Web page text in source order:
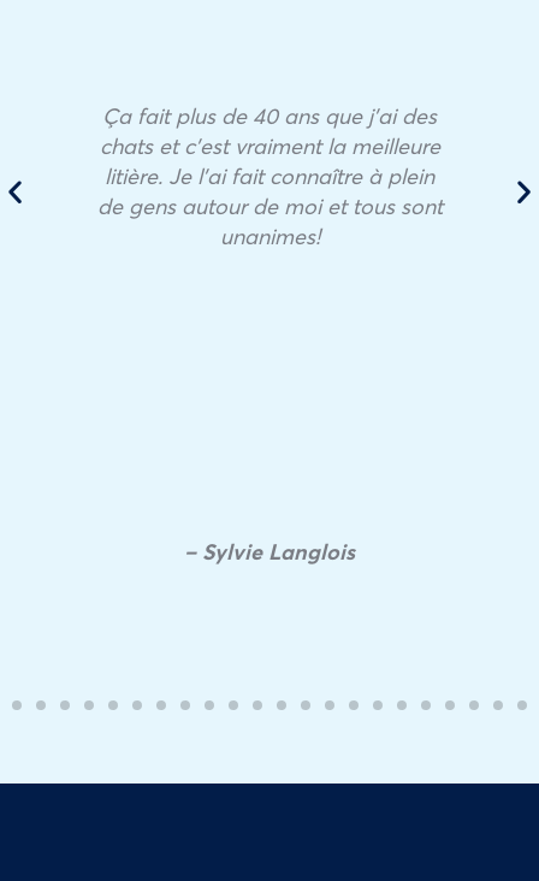
Ça fait plus de 40 ans que j’ai des
chats et c’est vraiment la meilleure
litière. Je l’ai fait connaître à plein
de gens autour de moi et tous sont
unanimes!
– Sylvie Langlois